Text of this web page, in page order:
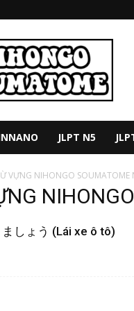
JLPT N5
Ừ VỰNG NIHONGO SOUMATOME
しょう (Lái xe ô tô)